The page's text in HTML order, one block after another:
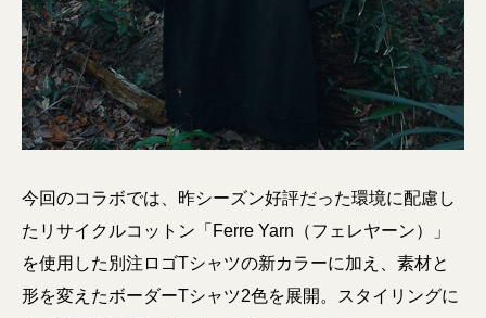
今回のコラボでは、昨シーズン好評だった環境に配慮し
たリサイクルコットン「Ferre Yarn（フェレヤーン）」
を使用した別注ロゴTシャツの新カラーに加え、素材と
形を変えたボーダーTシャツ2色を展開。スタイリングに